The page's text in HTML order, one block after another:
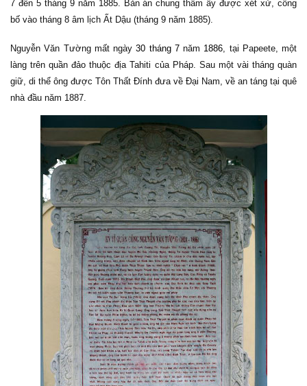
7 đến 5 tháng 9 năm 1885. Bản án chung thẩm ấy được xét xử, công
bố vào tháng 8 âm lịch Ất Dậu (tháng 9 năm 1885).
Nguyễn Văn Tường mất ngày30 tháng 7năm 1886, tại Papeete, một
làng trên quần đảo thuộc địa Tahiti của Pháp. Sau một vài tháng quàn
giữ, di thể ông được Tôn Thất Đính đưa về Đại Nam, về an táng tại quê
nhà đầu năm 1887.